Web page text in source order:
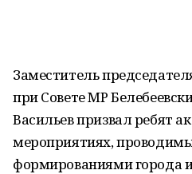
Заместитель
при Совете МР
Васильев призвал ребят
мероприятиях,
формированиями города